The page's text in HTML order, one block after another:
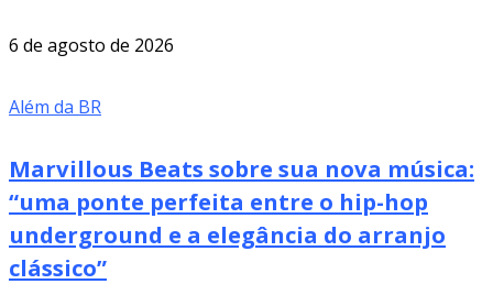
6 de agosto de 2026
Além da BR
Marvillous Beats sobre sua nova música:
“uma ponte perfeita entre o hip-hop
underground e a elegância do arranjo
clássico”